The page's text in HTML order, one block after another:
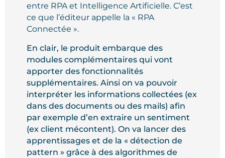
entre RPA et Intelligence Artificielle. C’est
ce que l’éditeur appelle la « RPA
Connectée ».
En clair, le produit embarque des
modules complémentaires qui vont
apporter des fonctionnalités
supplémentaires. Ainsi on va pouvoir
interpréter les informations collectées (ex
dans des documents ou des mails) afin
par exemple d’en extraire un sentiment
(ex client mécontent). On va lancer des
apprentissages et de la « détection de
pattern » grâce à des algorithmes de